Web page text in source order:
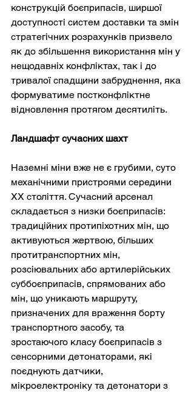
конструкцій боєприпасів, ширшої
доступності систем доставки та змін
стратегічних розрахунків призвело
як до збільшення використання мін у
нещодавніх конфліктах, так і до
тривалої спадщини забруднення, яка
формуватиме постконфліктне
відновлення протягом десятиліть.
Ландшафт сучасних шахт
Наземні міни вже не є грубими, суто
механічними пристроями середини
ХХ століття. Сучасний арсенал
складається з низки боєприпасів:
традиційних протипіхотних мін, що
активуються жертвою, більших
протитранспортних мін,
розсіювальних або артилерійських
суббоєприпасів, спрямованих або
мін, що уникають маршруту,
призначених для враження борту
транспортного засобу, та
зростаючого класу боєприпасів з
сенсорними детонаторами, які
поєднують датчики,
мікроелектроніку та детонатори з